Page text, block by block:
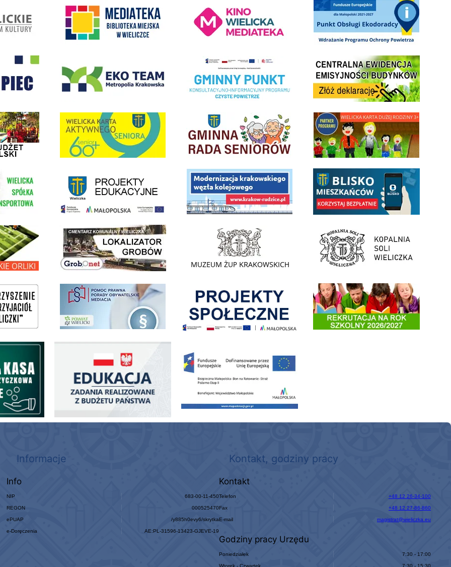
Punkt Obsługi Ekodoradcy Wieliczka
Wieliczka Realizacja Programu Czyste Powietrze w Gminie WieliczkaCentrala Ewidencja Emisyjności Budynków - złóż
Obywatelski link do strony Wielicka Karta Aktywnego Seniora link do strony Gminnej Rady Seniorow - Wieliczka link do strony - Wielicka Karta Dużej Rodziny
Transportowej link do strony - projekty edukacyjne dofinansowane z Europejskiego Funduszu Społecznego
link do opisu projektu budowy linii kolejowej Krakow Rudzicelink do opisu aplikacji - BLISKO, Gmina Wieliczka w
Orliki link do lokalizatora grobów na wielickim cmentarzu - grobnetlink do strony - Muzeum Żup Krakowskich Wieliczka link do strony Kopalni Soli Wieliczka
pomoc prawna wieliczka Informacja o terminach rekrutacji na rok szkolny 2026/
- Pożyczkowa
Zakup fabrycznie nowego, średniego samochodu ratowniczo-gaśniczego z napędem 4x4 dla OSP Kokotów
Informacje
Info
NIP 683-00-11-450
REGON 000525470
ePUAP /y885h0evy6/skrytka
e-Doręczenia AE:PL-31596-13423-GJEVE-19
Kontakt, godziny pracy
Kontakt
Telefon +48 12 26-34-100
Fax +48 12 27-86-860
E-mail magistrat@wieliczka.eu
Godziny pracy Urzędu
Poniedziałek 7:30 - 17:00
Wtorek - Czwartek 7:30 - 15:30